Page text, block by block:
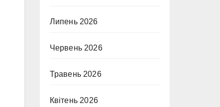
Липень 2026
Червень 2026
Травень 2026
Квітень 2026